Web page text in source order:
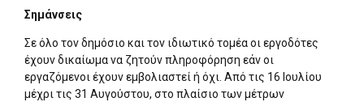
Σημάνσεις
Σε όλο τον δημόσιο και τον ιδιωτικό τομέα οι εργοδότες
έχουν δικαίωμα να ζητούν πληροφόρηση εάν οι
εργαζόμενοι έχουν εμβολιαστεί ή όχι. Από τις 16 Ιουλίου
μέχρι τις 31 Αυγούστου, στο πλαίσιο των μέτρων